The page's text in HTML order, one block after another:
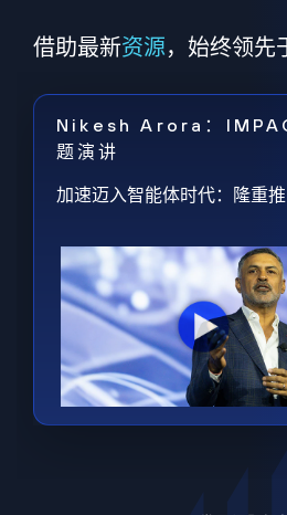
借助最新资源，始终领先
Nikesh Arora：
题演讲
加速迈入智能体时代：隆重推